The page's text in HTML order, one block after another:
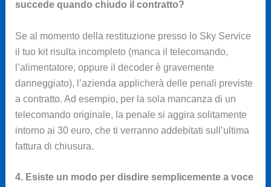
succede quando chiudo il contratto?
Se al momento della restituzione presso lo Sky Service
il tuo kit risulta incompleto (manca il telecomando,
l’alimentatore, oppure il decoder è gravemente
danneggiato), l’azienda applicherà delle penali previste
a contratto. Ad esempio, per la sola mancanza di un
telecomando originale, la penale si aggira solitamente
intorno ai 30 euro, che ti verranno addebitati sull’ultima
fattura di chiusura.
4. Esiste un modo per disdire semplicemente a voce